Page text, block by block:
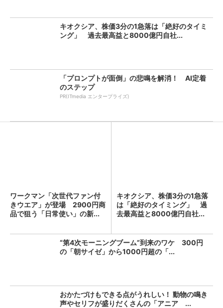
キオクシア、株価3分の1急落は「絶好のタイミ
ング」 過去最高益と8000億円自社...
「プロンプトが面倒」の悲鳴を解消！ AI定着
のステップ
PR(ITmedia エンタープライズ)
ワークマン「次世代ファン付
きウエア」が登場 2900円商
品で狙う「日常使い」の新...
キオクシア、株価3分の1急落
は「絶好のタイミング」 過
去最高益と8000億円自社...
“第4次モーニングブーム”到来のワケ 300円
の「朝サイゼ」から1000円超の「...
おかたづけもできる点がうれしい！ 動物の鳴き
声やセリフが盛りだくさんの「アニア ...